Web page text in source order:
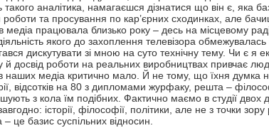
аналітика, намагаєшся дізнатися що він є, яка
роботи та просування по кар’єрних сходинках, але
медіа працювала близько року – десь на місцевому
якого до захоплення телевізора
дискутувати зі мною на суто технічну тему. Чи є я
й досвід роботи на реальних виробництвах привчає
наших медіа критично мало. Й не тому, що їхня думка
відсотків на 80 з дипломами журфаку, решта –
з кола їм подібних. Фактично маємо в студії двох
історії, філософії, політики, але не з точки зору
це базис суспільних відносин.